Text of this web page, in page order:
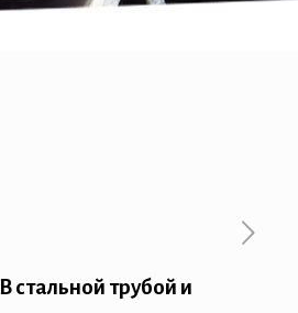
стальной трубой и